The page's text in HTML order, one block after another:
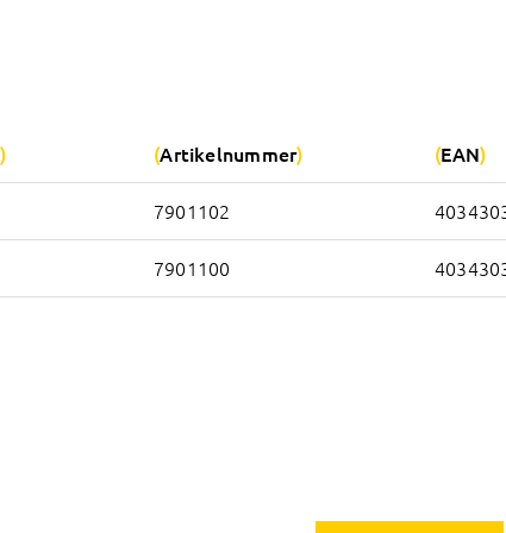
Artikelnummer EAN
7901102
7901100